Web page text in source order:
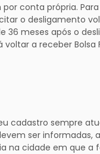
conta própria.
o desligamento
36 meses após o
a receber Bolsa
cadastro sempre
ser informadas,
na cidade em que a